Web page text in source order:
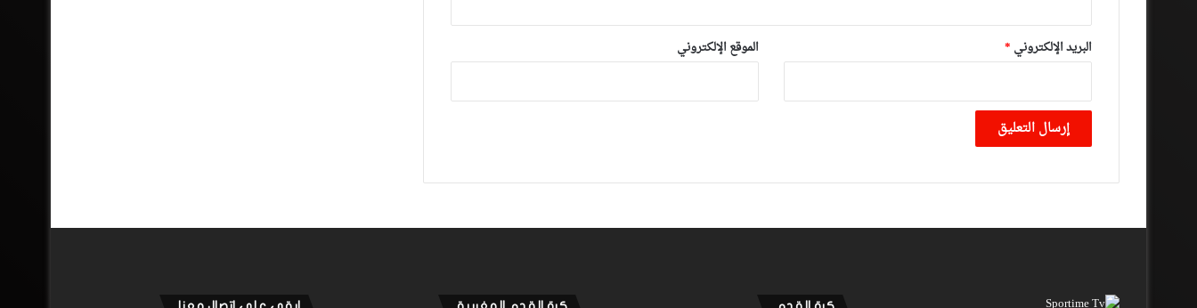
بعد الإقصاء من كأس “الكاف”.. أيت منا
بالتأهل التاريخي للفريق لنصف نهائي كأس
البريد الإلكتروني * الموقع الإلكتروني